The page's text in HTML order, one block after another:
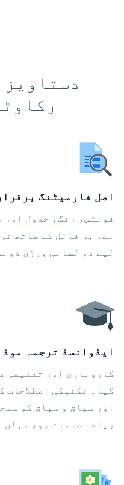
اصل فارمیٹنگ
فونٹس، رنگ، جدول اور
ہے۔ ہر فائل کے ساتھ
لیے دو لسانی ورژن
ایڈوانسڈ ترجمہ موڈ
کاروباری اور تعلیمی
گیا۔ تکنیکی
اور سیاق و سباق کو
زیادہ ضرورت ہو، وہاں